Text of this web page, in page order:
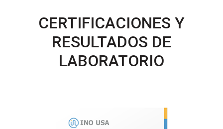
CERTIFICACIONES Y
RESULTADOS DE
LABORATORIO